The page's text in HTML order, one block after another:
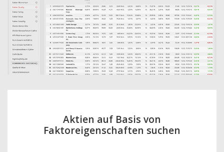
Aktien auf Basis von
Faktoreigenschaften suchen